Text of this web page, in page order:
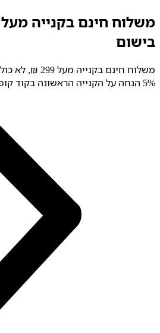
דלג
לתוכן
בישום
משלוח חינם בקנייה מעל 299 ₪, לא כולל בישום
5% הנחה על הקנייה הראשונה בקוד קופון : START5